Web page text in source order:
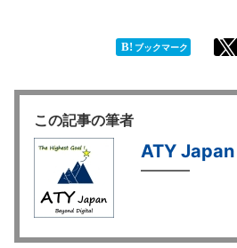
B! ブックマーク
この記事の筆者
ATY Japan